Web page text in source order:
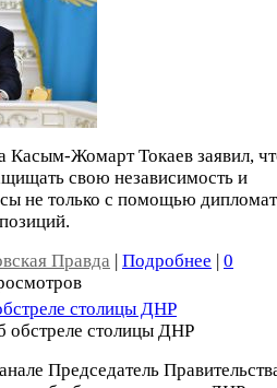
Касым-Жомарт Токаев заявил,
свою независимость и
не только с помощью
Правда | Подробнее | 0
столицы ДНР
Председатель